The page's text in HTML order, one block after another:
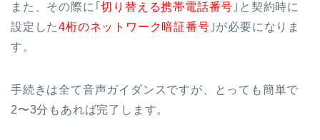
また、その際に｢切り替える携帯電話番号 ｣と契約時に
設定した4桁のネットワーク暗証番号 ｣が必要になりま
す。
手続きは全て音声ガイダンスですが、とっても簡単で
2〜3分もあれば完了します。